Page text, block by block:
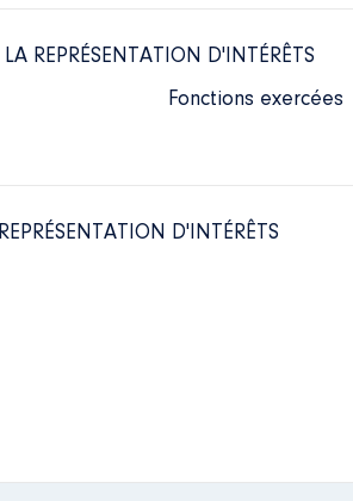
REPRÉSENTATION D'INTÉRÊTS
Fonctions exercées
D'INTÉRÊTS